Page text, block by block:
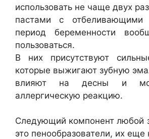
использовать не чаще двух
пастами с отбеливающими
период беременности
пользоваться.
В них присутствуют
которые выжигают зубную
влияют на десны и
аллергическую реакцию.
Следующий компонент любой
это пенообразователи, их